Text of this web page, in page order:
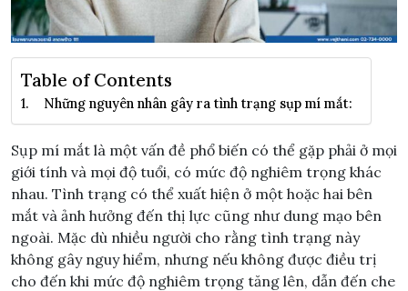
Table of Contents
Những nguyên nhân gây ra tình trạng sụp mí mắt:
Sụp mí mắt là một vấn đề phổ biến có thể gặp phải ở mọi
giới tính và mọi độ tuổi, có mức độ nghiêm trọng khác
nhau. Tình trạng có thể xuất hiện ở một hoặc hai bên
mắt và ảnh hưởng đến thị lực cũng như dung mạo bên
ngoài. Mặc dù nhiều người cho rằng tình trạng này
không gây nguy hiểm, nhưng nếu không được điều trị
cho đến khi mức độ nghiêm trọng tăng lên, dẫn đến che